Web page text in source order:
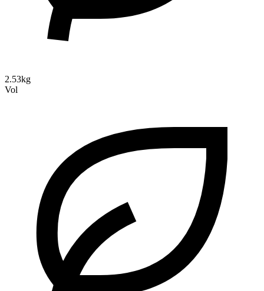
2.53kg
Vol